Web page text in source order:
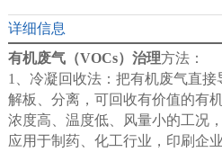
详细信息
有机废气（VOCs）治理方法：
1、冷凝回收法：把有机废气直接
解板、分离，可回收有价值的有
浓度高、温度低、风量小的工况
应用于制药、化工行业，印刷企